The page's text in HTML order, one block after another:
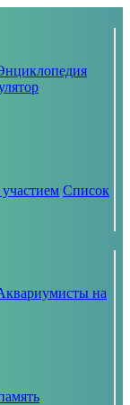
Список
на